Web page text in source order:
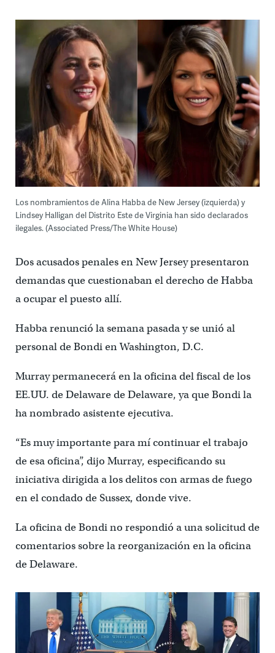
Los nombramientos de Alina Habba de New Jersey (izquierda) y
Lindsey Halligan del Distrito Este de Virginia han sido declarados
ilegales. (Associated Press/The White House)
Dos acusados ​​penales en New Jersey presentaron
demandas que cuestionaban el derecho de Habba
a ocupar el puesto allí.
Habba renunció la semana pasada y se unió al
personal de Bondi en Washington, D.C.
Murray permanecerá en la oficina del fiscal de los
EE.UU. de Delaware de Delaware, ya que Bondi la
ha nombrado asistente ejecutiva.
“Es muy importante para mí continuar el trabajo
de esa oficina”, dijo Murray, especificando su
iniciativa dirigida a los delitos con armas de fuego
en el condado de Sussex, donde vive.
La oficina de Bondi no respondió a una solicitud de
comentarios sobre la reorganización en la oficina
de Delaware.